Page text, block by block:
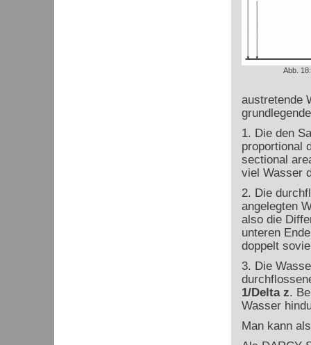
Abb.
austretende
1. Die den
proportional
sectional
viel Wasser
2. Die
angelegten
also die
unteren
doppelt
3. Die
1/Delta z.
Wasser
Man kann